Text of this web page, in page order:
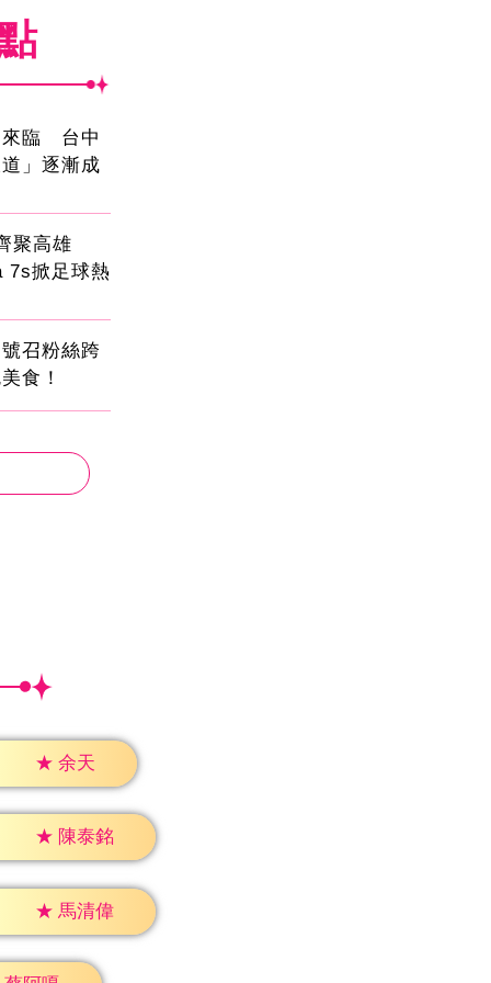
來臨 台中
」逐漸成
聚高雄
7s掀足球熱
召粉絲跨
食！
★ 余天
★ 陳泰銘
★ 馬清偉